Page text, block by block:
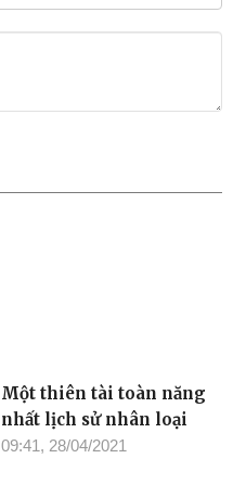
Một thiên tài toàn năng
nhất lịch sử nhân loại
09:41, 28/04/2021